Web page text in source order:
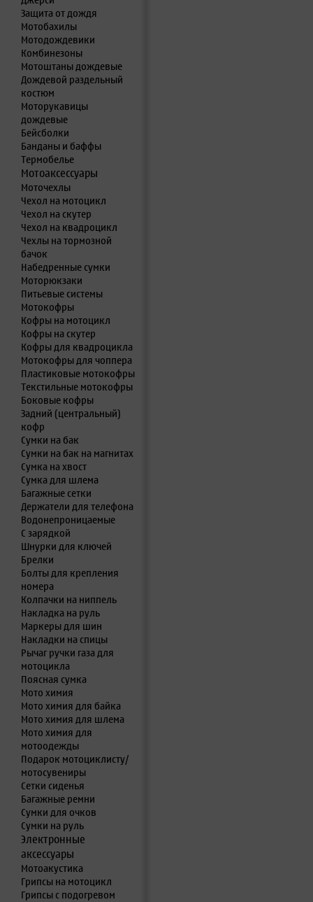
Защита от дождя
Мотобахилы
Мотодождевики
Комбинезоны
Мотоштаны дождевые
Дождевой раздельный
костюм
Моторукавицы
дождевые
Бейсболки
Банданы и баффы
Термобелье
Мотоаксессуары
Моточехлы
Чехол на мотоцикл
Чехол на скутер
Чехол на квадроцикл
Чехлы на тормозной
бачок
Набедренные сумки
Моторюкзаки
Питьевые системы
Мотокофры
Кофры на мотоцикл
Кофры на скутер
Кофры для квадроцикла
Мотокофры для чоппера
Пластиковые мотокофры
Текстильные мотокофры
Боковые кофры
Задний (центральный)
кофр
Сумки на бак
Сумки на бак на магнитах
Сумка на хвост
Сумка для шлема
Багажные сетки
Держатели для телефона
Водонепроницаемые
С зарядкой
Шнурки для ключей
Брелки
Болты для крепления
номера
Колпачки на ниппель
Накладка на руль
Маркеры для шин
Накладки на спицы
Рычаг ручки газа для
мотоцикла
Поясная сумка
Мото химия
Мото химия для байка
Мото химия для шлема
Мото химия для
мотоодежды
Подарок мотоциклисту/
мотосувениры
Сетки сиденья
Багажные ремни
Сумки для очков
Сумки на руль
Электронные
аксессуары
Мотоакустика
Грипсы на мотоцикл
Грипсы с подогревом